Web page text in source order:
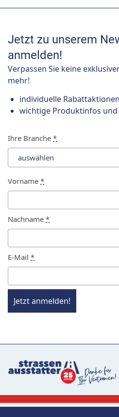
Jetzt zu unserem
anmelden!
Verpassen Sie keine
mehr!
individuelle Rabattaktionen
wichtige Produktinfos
Ihre Branche *
Vorname *
Nachname *
E-Mail *
Jetzt anmelden!